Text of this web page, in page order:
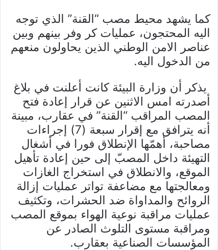
كما يشهد محيط مصب “القنة” الذي توجه
اليه المحتجون، عمليات كر وفر بينهم وبين
عناصر الامن الوطني الذين يحاولون منعهم
من الدخول اليه.
يذكر أن وزارة البيئة كانت أعلنت في بلاغ
أصدرته امس الاثنين عن قرار إعادة فتح
المصب المراقب “القنة” في عقارب، مبينة
أنه يترافق مع إقرار سبعة (7) إجراءات
مصاحبة، أهمّها الإنطلاق فورا في أشغال
التهيئة داخل المصبّ إلى حين إعادة تأهيل
الموقع، والانطلاق في استخراج الغازات
ومعالجتها مع مضاعفة تواتر عمليات إزالة
الروائح والمداواة ضد الحشرات، وتكثيف
عمليات مراقبة نوعية الهواء بموقع المصب
ومراقبة مستوى التلوث الصادر عن
المؤسسات الصناعية بعقارب.